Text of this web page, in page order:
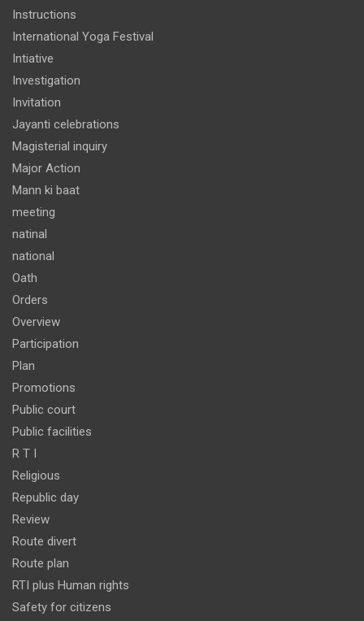
Instructions
International Yoga Festival
Intiative
Investigation
Invitation
Jayanti celebrations
Magisterial inquiry
Major Action
Mann ki baat
meeting
natinal
national
Oath
Orders
Overview
Participation
Plan
Promotions
Public court
Public facilities
R T I
Religious
Republic day
Review
Route divert
Route plan
RTI plus Human rights
Safety for citizens